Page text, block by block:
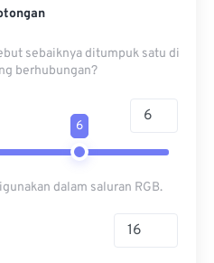
sebaiknya ditumpuk satu di
berhubungan?
6
dalam saluran RGB.